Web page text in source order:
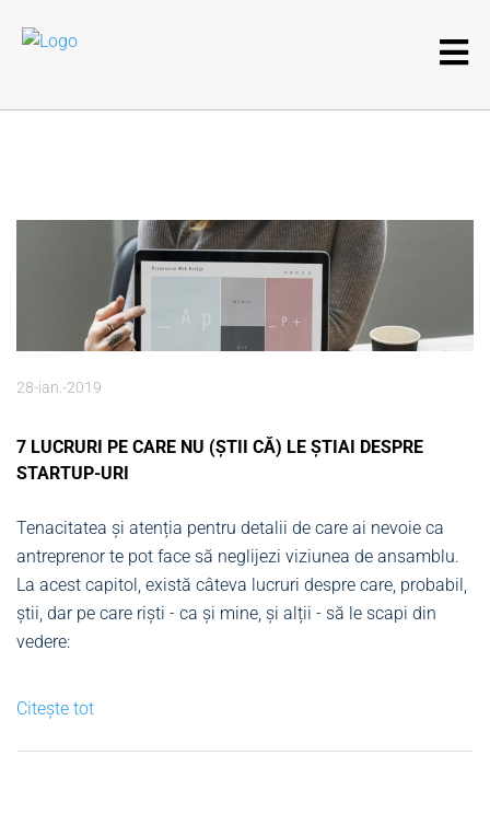
28-ian.-2019
7 LUCRURI PE CARE NU (ȘTII CĂ) LE ȘTIAI DESPRE
STARTUP-URI
Tenacitatea și atenția pentru detalii de care ai nevoie ca
antreprenor te pot face să neglijezi viziunea de ansamblu.
La acest capitol, există câteva lucruri despre care, probabil,
știi, dar pe care riști - ca și mine, și alții - să le scapi din
vedere:
Citește tot